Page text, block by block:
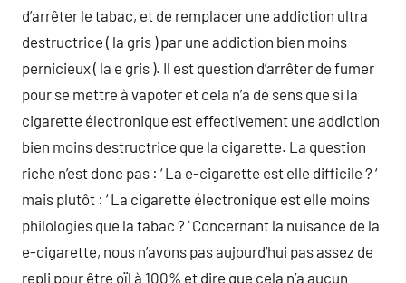
d’arrêter le tabac, et de remplacer une addiction ultra
destructrice ( la gris ) par une addiction bien moins
pernicieux ( la e gris ). Il est question d’arrêter de fumer
pour se mettre à vapoter et cela n’a de sens que si la
cigarette électronique est effectivement une addiction
bien moins destructrice que la cigarette. La question
riche n’est donc pas : ‘ La e-cigarette est elle difficile ? ‘
mais plutôt : ‘ La cigarette électronique est elle moins
philologies que la tabac ? ‘ Concernant la nuisance de la
e-cigarette, nous n’avons pas aujourd’hui pas assez de
repli pour être oïl à 100% et dire que cela n’a aucun